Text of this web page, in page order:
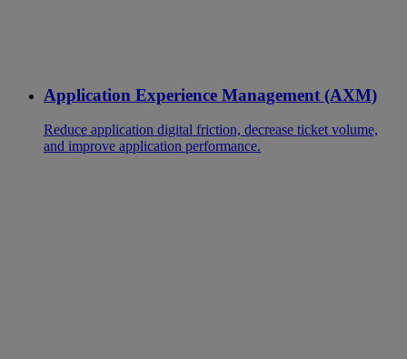
Application Experience Management (AXM)
Reduce application digital friction, decrease ticket volume,
and improve application performance.